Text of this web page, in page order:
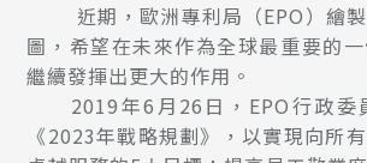
近期，歐洲專利局（EPO）繪製
圖，希望在未來作為全球最重要的
繼續發揮出更大的作用。
2019年6月26日，EPO行政委
《2023年戰略規劃》，以實現向所